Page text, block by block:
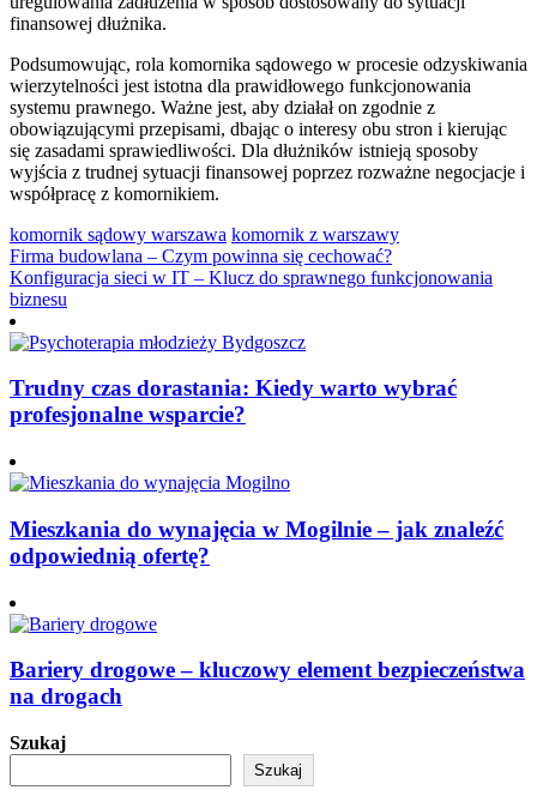
finansowej dłużnika.
Podsumowując, rola komornika sądowego w procesie odzyskiwania
wierzytelności jest istotna dla prawidłowego funkcjonowania
systemu prawnego. Ważne jest, aby działał on zgodnie z
obowiązującymi przepisami, dbając o interesy obu stron i kierując
się zasadami sprawiedliwości. Dla dłużników istnieją sposoby
wyjścia z trudnej sytuacji finansowej poprzez rozważne negocjacje i
współpracę z komornikiem.
komornik sądowy warszawa komornik z warszawy
Nawigacja
wpisu
Firma budowlana – Czym powinna się cechować?
Konfiguracja sieci w IT – Klucz do sprawnego funkcjonowania
biznesu
Trudny czas dorastania: Kiedy warto wybrać
profesjonalne wsparcie?
Mieszkania do wynajęcia w Mogilnie – jak znaleźć
odpowiednią ofertę?
Bariery drogowe – kluczowy element bezpieczeństwa
na drogach
Szukaj
Szukaj